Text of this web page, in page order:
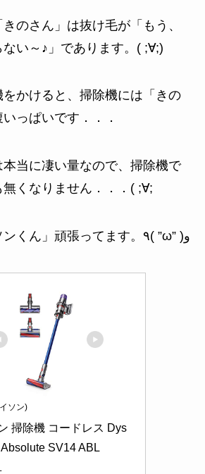
のさん」は抜け毛が「もう、
い～♪」であります。( ;∀;)
をかけると、掃除機には「きの
っぱいです．．．
当に凄い量なので、掃除機で
くなりません．．．( ;∀;
わが家の「ダイソンくん」頑張ってます。٩( ”ω” )و
ソン)
掃除機 コードレス Dys
SV14 ABL